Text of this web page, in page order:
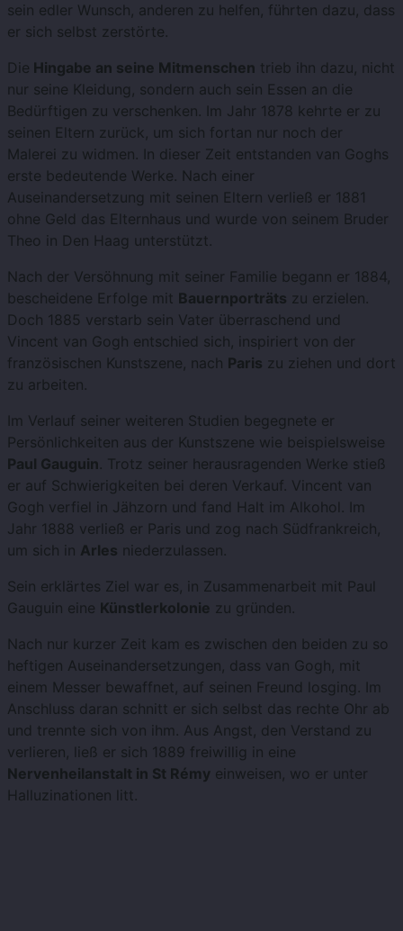
sein edler Wunsch, anderen zu helfen, führten dazu, dass
er sich selbst zerstörte.
Die Hingabe an seine Mitmenschen trieb ihn dazu, nicht
nur seine Kleidung, sondern auch sein Essen an die
Bedürftigen zu verschenken. Im Jahr 1878 kehrte er zu
seinen Eltern zurück, um sich fortan nur noch der
Malerei zu widmen. In dieser Zeit entstanden van Goghs
erste bedeutende Werke. Nach einer
Auseinandersetzung mit seinen Eltern verließ er 1881
ohne Geld das Elternhaus und wurde von seinem Bruder
Theo in Den Haag unterstützt.
Nach der Versöhnung mit seiner Familie begann er 1884,
bescheidene Erfolge mit Bauernporträts zu erzielen.
Doch 1885 verstarb sein Vater überraschend und
Vincent van Gogh entschied sich, inspiriert von der
französischen Kunstszene, nach Paris zu ziehen und dort
zu arbeiten.
Im Verlauf seiner weiteren Studien begegnete er
Persönlichkeiten aus der Kunstszene wie beispielsweise
Paul Gauguin. Trotz seiner herausragenden Werke stieß
er auf Schwierigkeiten bei deren Verkauf. Vincent van
Gogh verfiel in Jähzorn und fand Halt im Alkohol. Im
Jahr 1888 verließ er Paris und zog nach Südfrankreich,
um sich in Arles niederzulassen.
Sein erklärtes Ziel war es, in Zusammenarbeit mit Paul
Gauguin eine Künstlerkolonie zu gründen.
Nach nur kurzer Zeit kam es zwischen den beiden zu so
heftigen Auseinandersetzungen, dass van Gogh, mit
einem Messer bewaffnet, auf seinen Freund losging. Im
Anschluss daran schnitt er sich selbst das rechte Ohr ab
und trennte sich von ihm. Aus Angst, den Verstand zu
verlieren, ließ er sich 1889 freiwillig in eine
Nervenheilanstalt in St Rémy einweisen, wo er unter
Halluzinationen litt.